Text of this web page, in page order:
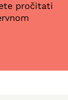
pročitati